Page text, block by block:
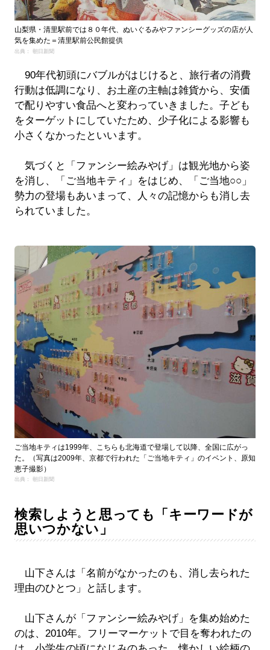
山梨県・清里駅前では８０年代、ぬいぐるみやファンシーグッズの店が人
気を集めた＝清里駅前公民館提供
出典： 朝日新聞
90年代初頭にバブルがはじけると、旅行者の消費
行動は低調になり、お土産の主軸は雑貨から、安価
で配りやすい食品へと変わっていきました。子ども
をターゲットにしていたため、少子化による影響も
小さくなかったといいます。
気づくと「ファンシー絵みやげ」は観光地から姿
を消し、「ご当地キティ」をはじめ、「ご当地○○」
勢力の登場もあいまって、人々の記憶からも消し去
られていました。
ご当地キティは1999年、こちらも北海道で登場して以降、全国に広がっ
た。（写真は2009年、京都で行われた「ご当地キティ」のイベント、原知
恵子撮影）
出典： 朝日新聞
検索しようと思っても「キーワードが
思いつかない」
山下さんは「名前がなかったのも、消し去られた
理由のひとつ」と話します。
山下さんが「ファンシー絵みやげ」を集め始めた
のは、2010年。フリーマーケットで目を奪われたの